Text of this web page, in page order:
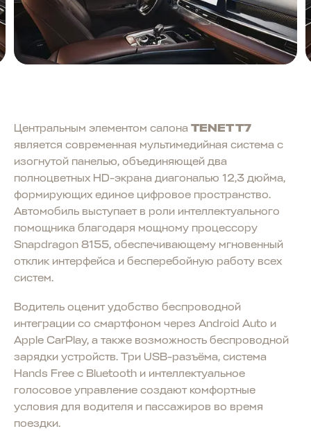
Центральным элементом салона TENET T7
является современная мультимедийная система с
изогнутой панелью, объединяющей два
полноцветных HD-экрана диагональю 12,3 дюйма,
формирующих единое цифровое пространство.
Автомобиль выступает в роли интеллектуального
помощника благодаря мощному процессору
Snapdragon 8155, обеспечивающему мгновенный
отклик интерфейса и бесперебойную работу всех
систем.
Водитель оценит удобство беспроводной
интеграции со смартфоном через Android Auto и
Apple CarPlay, а также возможность беспроводной
зарядки устройств. Три USB-разъёма, система
Hands Free с Bluetooth и интеллектуальное
голосовое управление создают комфортные
условия для водителя и пассажиров во время
поездки.